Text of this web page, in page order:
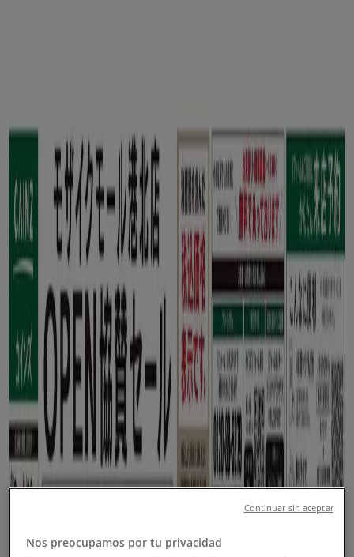
Featuredスーパーマーケット ファッション ホームセンター&
ペット
ドラッグストア家電レストランカラオケ & エンター
テイメント
スポーツ おもちゃ&子供向け商品車&モーターバ
イク
広告
ホームセンター&ペット さいたま市：
チラシ、カタログ、クーポン
さいたま市のTiendeo
ホームセンター&ペットのさいたま市チラシ
新規
切花販売中 89号
Nos preocupamos por tu privacidad
Continuar sin aceptar